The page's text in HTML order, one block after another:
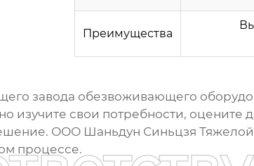
Преимущества
завода обезвоживающего
изучите свои потребности,
ООО Шаньдун Синьцзя
процессе.